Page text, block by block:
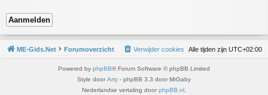
ME-Gids.Net Forumoverzicht Alle tijden zijn UTC+02:00
Verwijder cookies
Powered by phpBB® Forum Software © phpBB Limited
Style door Arty - phpBB 3.3 door MrGaby
Nederlandse vertaling door phpBB.nl